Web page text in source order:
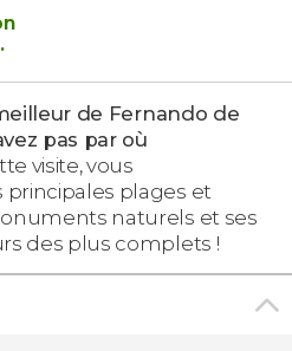
.
de Fernando de
pas par où
visite, vous
plages et
naturels et ses
des plus complets !